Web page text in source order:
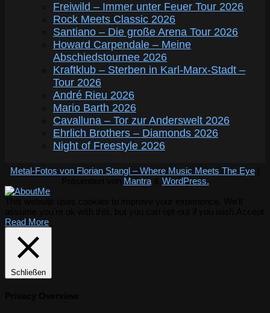
Freiwild – Immer unter Feuer Tour 2026
Rock Meets Classic 2026
Santiano – Die große Arena Tour 2026
Howard Carpendale – Meine
Abschiedstournee 2026
Kraftklub – Sterben in Karl-Marx-Stadt –
Tour 2026
André Rieu 2026
Mario Barth 2026
Cavalluna – Tor zur Anderswelt 2026
Ehrlich Brothers – Diamonds 2026
Night of Freestyle 2026
Metal-Fotos von Florian Stangl – Where Music Meets The Eye
Mantra& WordPress.
Read More
Schließen